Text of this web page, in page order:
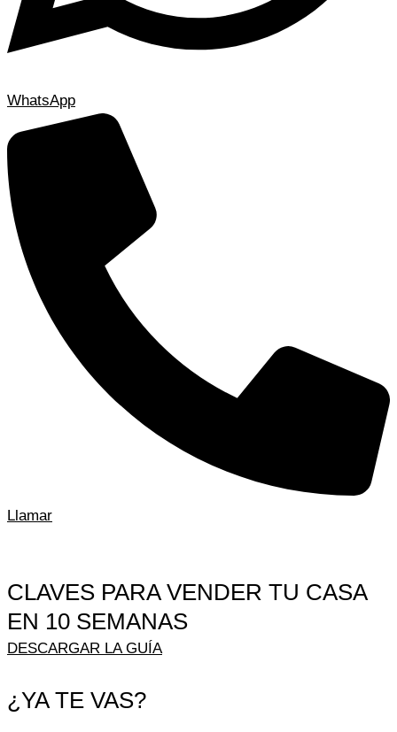
WhatsApp
Llamar
CLAVES PARA VENDER TU CASA
EN 10 SEMANAS
DESCARGAR LA GUÍA
¿YA TE VAS?